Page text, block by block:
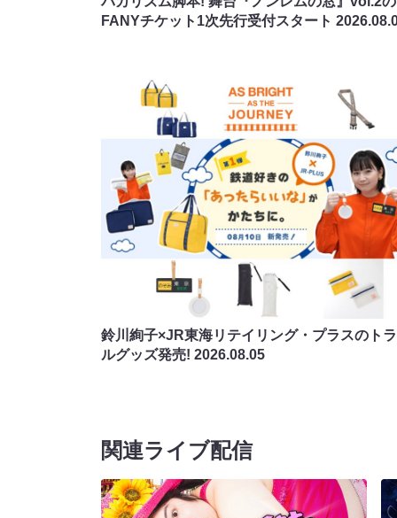
FANYチケット1次先行受付スタート
鈴川絢子×JR東海リテイリング・プラスのト
ルグッズ発売! 2026.08.05
関連ライブ配信